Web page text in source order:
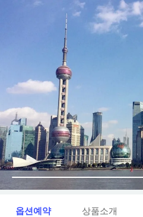
옵션예약 상품소개